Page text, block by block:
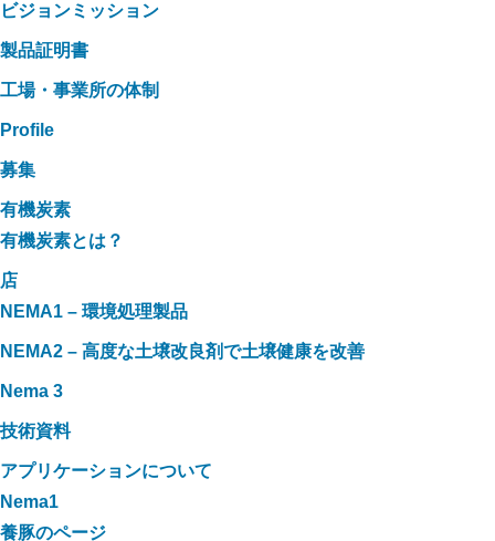
ビジョンミッション
製品証明書
工場・事業所の体制
Profile
募集
有機炭素
有機炭素とは？
店
NEMA1 – 環境処理製品
NEMA2 – 高度な土壌改良剤で土壌健康を改善
Nema 3
技術資料
アプリケーションについて
Nema1
養豚のページ